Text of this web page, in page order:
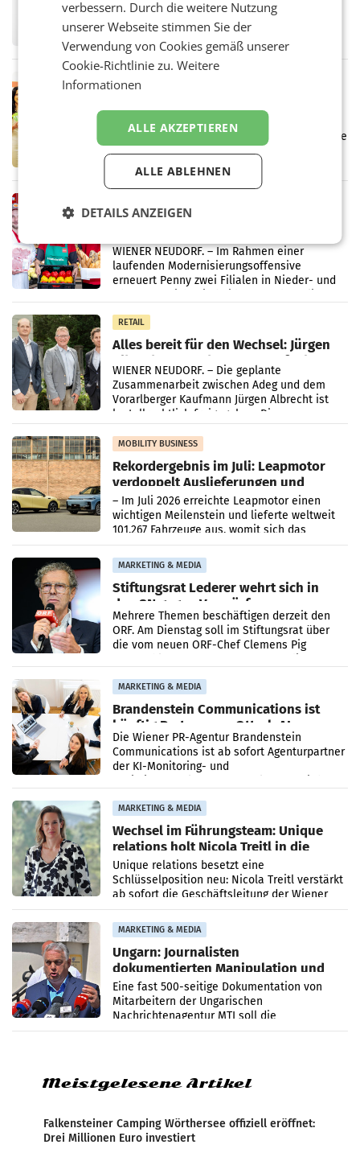
UNTERFÖHRING/MAILAND/AMSTERDAM. Der
Fernsehkonzern ProSiebenSat.1 hat im
wieder Gewinn gemacht und die
Markterwartung deutlich übertroffen.
Müller informieren am POS über
Kreislauffähigkeit
Über den gesamten August hinweg rücken die
Altstoff Recycling Austria AG (ARA) und der
Handelskonzern Müller die Initiative
„Kreislauf-Helden“ in allen österreichischen
WIENER NEUDORF. – Im Rahmen einer
laufenden Modernisierungsoffensive
erneuert Penny zwei Filialen in Nieder- und
RETAIL
Alles bereit für den Wechsel: Jürgen
Albrecht setzt ab 1.1.2027 auf Adeg
WIENER NEUDORF. – Die geplante
Zusammenarbeit zwischen Adeg und dem
Vorarlberger Kaufmann Jürgen Albrecht ist
kartellrechtlich freigegeben: Die
Bundeswettbewerbsbehörde und der
Bundeskartellanwalt
MOBILITY BUSINESS
Rekordergebnis im Juli: Leapmotor
verdoppelt Auslieferungen und
überschreitet die 100.000er-Marke
– Im Juli 2026 erreichte Leapmotor einen
wichtigen Meilenstein und lieferte weltweit
101.267 Fahrzeuge aus, womit sich das
Ergebnis gegenüber Juli 2025 mehr als
verdoppelte (+102
MARKETING & MEDIA
Stiftungsrat Lederer wehrt sich in
den SN gegen Vorwürfe
Mehrere Themen beschäftigen derzeit den
ORF. Am Dienstag soll im Stiftungsrat über
die vom neuen ORF-Chef Clemens Pig
MARKETING & MEDIA
Brandenstein Communications ist
künftig Partner von OtterlyAI
Die Wiener PR-Agentur Brandenstein
Communications ist ab sofort Agenturpartner
der KI-Monitoring- und
MARKETING & MEDIA
Wechsel im Führungsteam: Unique
relations holt Nicola Treitl in die
Geschäftsleitung
Unique relations besetzt eine
Schlüsselposition neu: Nicola Treitl verstärkt
ab sofort die Geschäftsleitung der Wiener
PR-Agentur an der Seite von Josef Kalina und
Anna Kalina-Mahr.
MARKETING & MEDIA
Ungarn: Journalisten
dokumentierten Manipulation und
Zensur
Eine fast 500-seitige Dokumentation von
Mitarbeitern der Ungarischen
Nachrichtenagentur MTI soll die
systematische Nachrichten-Manipulation und
Meistgelesene Artikel
Falkensteiner Camping Wörthersee offiziell eröffnet:
Drei Millionen Euro investiert
verbessern. Durch die weitere Nutzung
unserer Webseite stimmen Sie der
Verwendung von Cookies gemäß unserer
Cookie-Richtlinie zu.Weitere
Informationen
ALLE AKZEPTIEREN
ALLE ABLEHNEN
DETAILS ANZEIGEN